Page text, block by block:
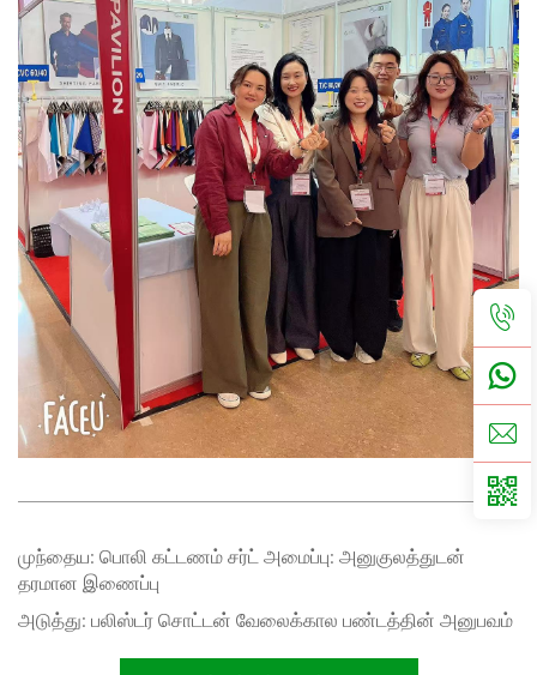
முந்தைய: பொலி கட்டணம் சர்ட் அமைப்பு: அனுகுலத்துடன்
தரமான இணைப்பு
அடுத்து: பலிஸ்டர் சொட்டன் வேலைக்கால பண்டத்தின் அனுபவம்